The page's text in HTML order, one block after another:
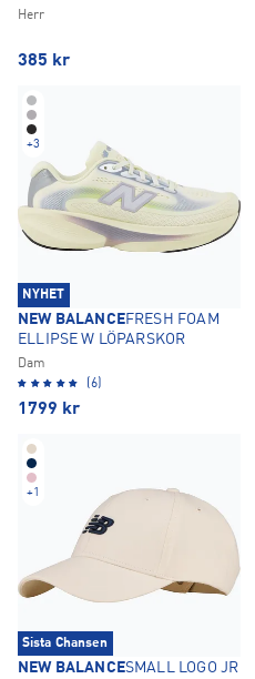
Herr
385 kr
+3
NYHET
NEW BALANCEFRESH FOAM
ELLIPSE W LÖPARSKOR
Dam
(6)
1799 kr
+1
Sista Chansen
NEW BALANCESMALL LOGO JR